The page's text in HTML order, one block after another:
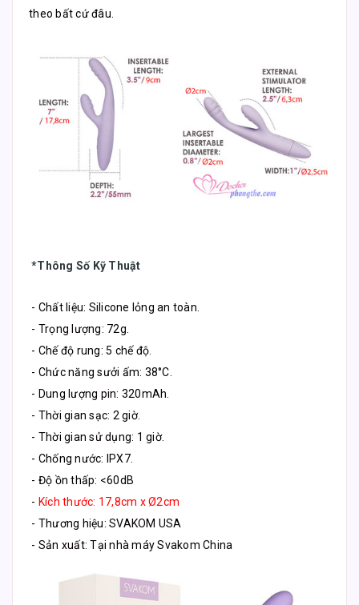
theo bất cứ đâu.
*Thông Số Kỹ Thuật
- Chất liệu: Silicone lỏng an toàn.
- Trọng lượng: 72g.
- Chế độ rung: 5 chế độ.
- Chức năng sưởi ấm: 38°C.
- Dung lượng pin: 320mAh.
- Thời gian sạc: 2 giờ.
- Thời gian sử dụng: 1 giờ.
- Chống nước: IPX7.
- Độ ồn thấp: <60dB
- Kích thước: 17,8cm x Ø2cm
- Thương hiệu: SVAKOM USA
- Sản xuất: Tại nhà máy Svakom China